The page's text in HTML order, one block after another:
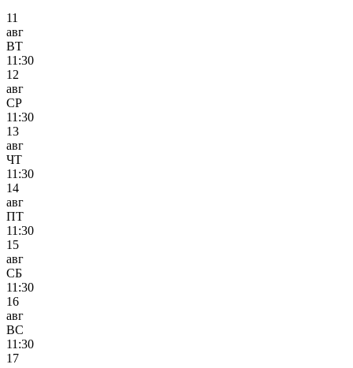
11
авг
ВТ
11:30
12
авг
СР
11:30
13
авг
ЧТ
11:30
14
авг
ПТ
11:30
15
авг
СБ
11:30
16
авг
ВС
11:30
17